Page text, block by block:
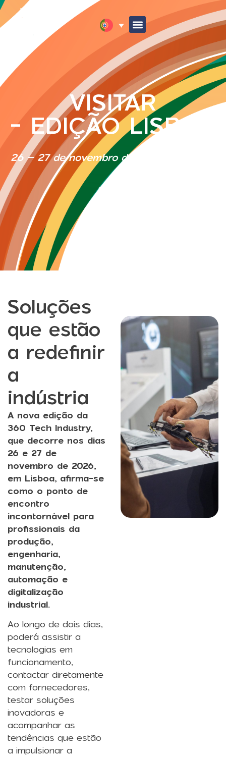
VISITAR
- EDIÇÃO LISBOA
26 – 27 de novembro de 2026 | 10h00 –
18h00
Soluções
que estão
a redefinir
a
indústria
A nova edição da
360 Tech Industry,
que decorre nos dias
26 e 27 de
novembro de 2026,
em Lisboa, afirma-se
como o ponto de
encontro
incontornável para
profissionais da
produção,
engenharia,
manutenção,
automação e
digitalização
industrial.
Ao longo de dois dias,
poderá assistir a
tecnologias em
funcionamento,
contactar diretamente
com fornecedores,
testar soluções
inovadoras e
acompanhar as
tendências que estão
a impulsionar a